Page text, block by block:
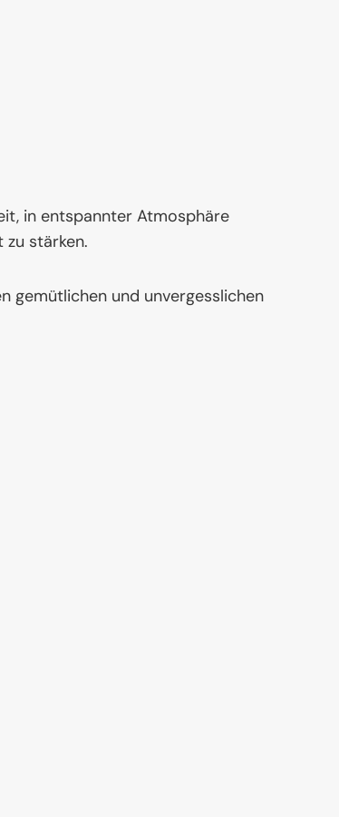
in entspannter Atmosphäre
zu stärken.
gemütlichen und unvergesslichen